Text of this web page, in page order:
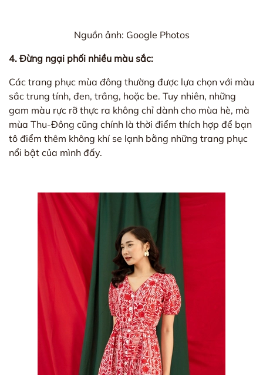
Nguồn ảnh: Google Photos
4. Đừng ngại phối nhiều màu sắc:
Các trang phục mùa đông thường được lựa chọn với màu
sắc trung tính, đen, trắng, hoặc be. Tuy nhiên, những
gam màu rực rỡ thực ra không chỉ dành cho mùa hè, mà
mùa Thu-Đông cũng chính là thời điểm thích hợp để bạn
tô điểm thêm không khí se lạnh bằng những trang phục
nổi bật của mình đấy.